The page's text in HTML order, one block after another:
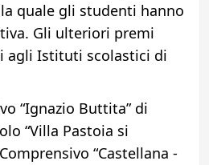
quale gli studenti hanno
Gli ulteriori premi
agli Istituti scolastici di
“Ignazio Buttita” di
“Villa Pastoia si
“Castellana -